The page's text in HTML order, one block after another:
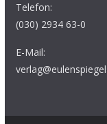
Telefon:
(030) 2934 63-0
E-Mail: